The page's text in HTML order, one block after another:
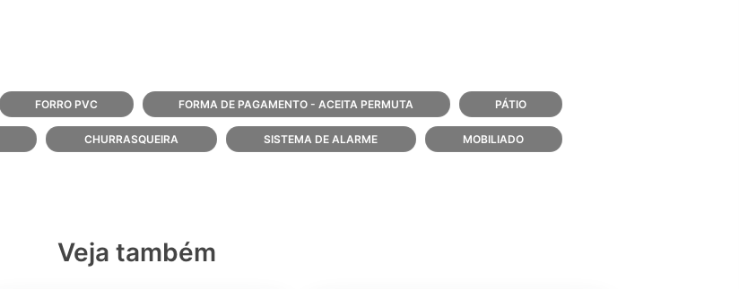
FORRO PVC FORMA DE PAGAMENTO - ACEITA PERMUTA PÁTIO
CHURRASQUEIRA SISTEMA DE ALARME MOBILIADO
Veja também